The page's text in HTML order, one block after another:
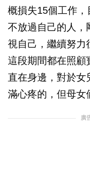
概損失15個工作
不放過自己的人，
視自己，繼續努力
這段期間都在照顧
直在身邊，對於女
滿心疼的，但母女
廣